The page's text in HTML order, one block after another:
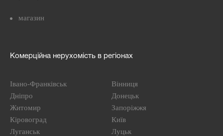
магазин
Комерційна нерухомість в регіонах
Івано-Франківськ
Вінниця
Дніпро
Донецьк
Житомир
Запоріжжя
Кіровоград
Київ
Луганськ
Луцьк